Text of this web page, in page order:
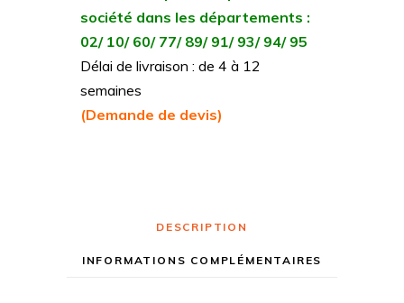
société dans les départements :
02/ 10/ 60/ 77/ 89/ 91/ 93/ 94/ 95
Délai de livraison : de 4 à 12
semaines
(Demande de devis)
DESCRIPTION
INFORMATIONS COMPLÉMENTAIRES